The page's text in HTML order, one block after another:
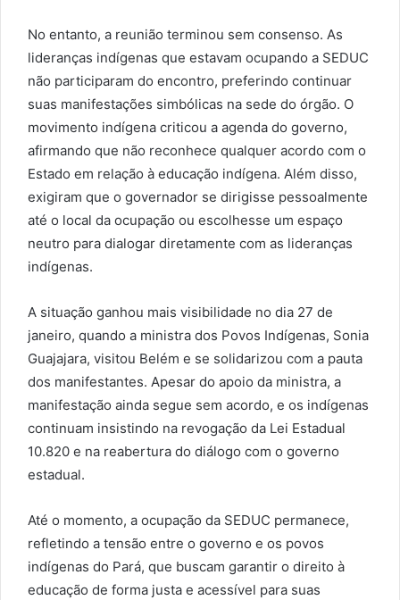
No entanto, a reunião terminou sem consenso. As
lideranças indígenas que estavam ocupando a SEDUC
não participaram do encontro, preferindo continuar
suas manifestações simbólicas na sede do órgão. O
movimento indígena criticou a agenda do governo,
afirmando que não reconhece qualquer acordo com o
Estado em relação à educação indígena. Além disso,
exigiram que o governador se dirigisse pessoalmente
até o local da ocupação ou escolhesse um espaço
neutro para dialogar diretamente com as lideranças
indígenas.
A situação ganhou mais visibilidade no dia 27 de
janeiro, quando a ministra dos Povos Indígenas, Sonia
Guajajara, visitou Belém e se solidarizou com a pauta
dos manifestantes. Apesar do apoio da ministra, a
manifestação ainda segue sem acordo, e os indígenas
continuam insistindo na revogação da Lei Estadual
10.820 e na reabertura do diálogo com o governo
estadual.
Até o momento, a ocupação da SEDUC permanece,
refletindo a tensão entre o governo e os povos
indígenas do Pará, que buscam garantir o direito à
educação de forma justa e acessível para suas